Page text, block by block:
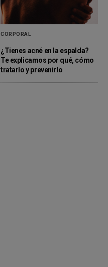
CORPORAL
¿Tienes acné en la espalda?
Te explicamos por qué, cómo
tratarlo y prevenirlo